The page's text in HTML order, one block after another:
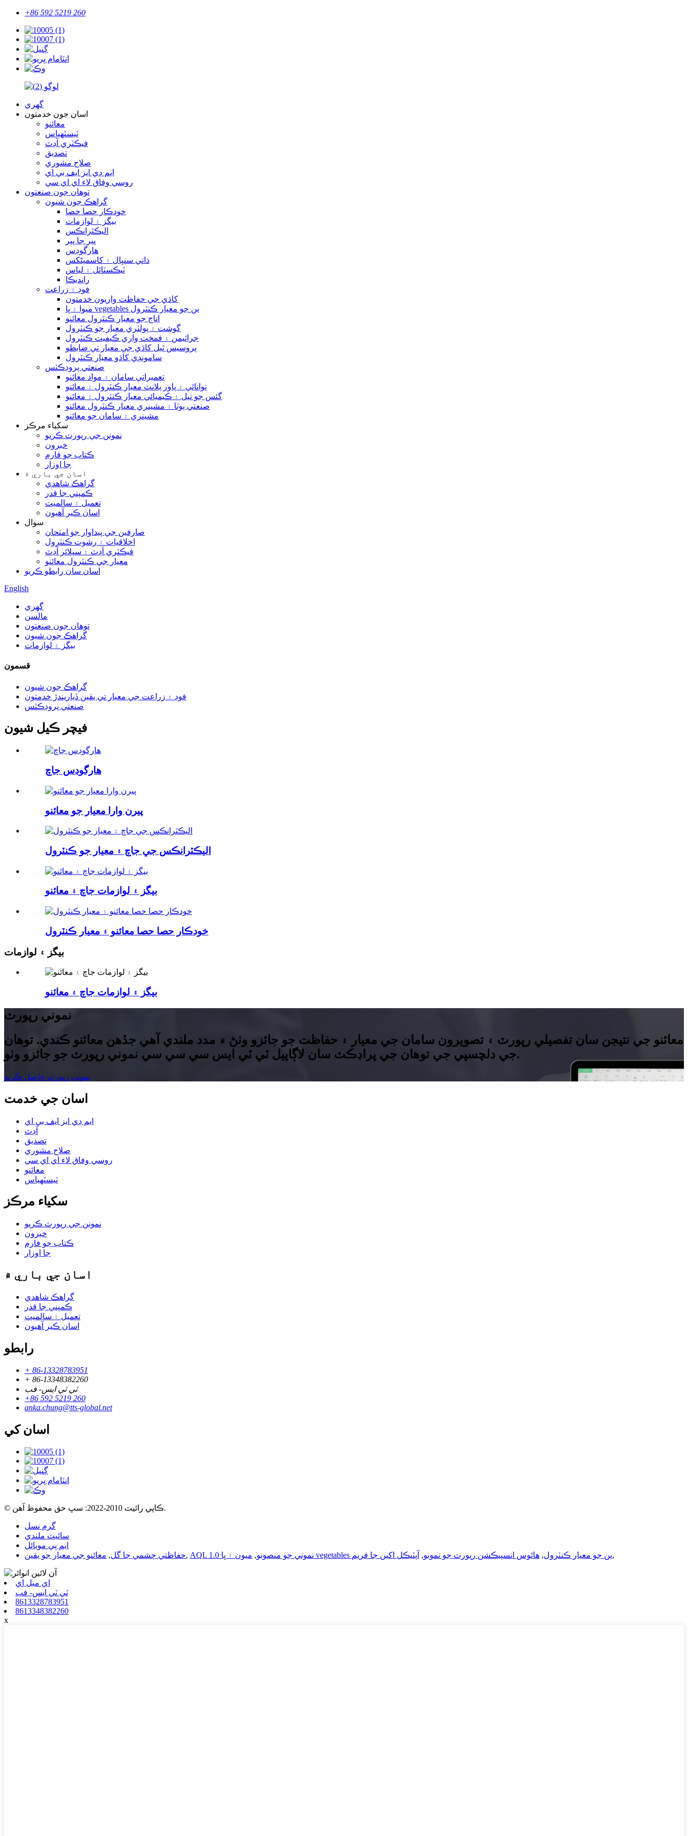
+86 592 5219 260
گهري
اسان جون خدمتون
معائنو
ٽيسٽهياس
فيڪٽري آڊٽ
تصديق
صلاح مشوري
ايم ڊي ايز ايف بي اي
روسي وفاق لاء اي اي سي
توهان جون صنعتون
گراهڪ جون شيون
خودڪار حصا حصا
بيگز ۽ لوازمات
اليڪٽرانڪس
پير جا پير
هارگوڊس
ذاتي سنڀال ۽ کاسمیٹکس
ٽيڪسٽائل ۽ لباس
رانديڪا
فوڊ ۽ زراعت
کاڌي جي حفاظت واريون خدمتون
ميوا ۽ ڀا vegetables ين جو معيار ڪنٽرول
اناج جو معيار ڪنٽرول معائنو
گوشت ۽ پولٽري معيار جو ڪنٽرول
جراثيمن ۽ فمخت واري ڪيفيت ڪنٽرول
پروسيس ٿيل کاڌي جي معيار تي ضابطو
سامونڊي کاڌو معيار ڪنٽرول
صنعتي پروڊڪٽس
تعميراتي سامان ۽ مواد معائنو
توانائي ۽ پاور پلانٽ معيار ڪنٽرول ۽ معائنو
گئس جو تيل ۽ ڪيميائي معيار ڪنٽرول ۽ معائنو
صنعتي ٻوٽا ۽ مشينري معيار ڪنٽرول معائنو
مشينري ۽ سامان جو معائنو
سکياء مرڪز
نمونن جي رپورٽ ڪريو
خبرون
ڪتاب جو فارم
جا اوزار
اسان جي باري ۾
گراهڪ شاھدي
ڪمپني جا قدر
تعميل ۽ سالميت
اسان ڪير آهيون
سوال
صارفين جي پيداوار جو امتحان
اخلاقيات ۽ رشوت ڪنٽرول
فيڪٽري آڊٽ ۽ سپلائر آڊٽ
معيار جي ڪنٽرول معائنو
اسان سان رابطو ڪريو
English
گهري
مالسن
توهان جون صنعتون
گراهڪ جون شيون
بيگز ۽ لوازمات
قسمون
گراهڪ جون شيون
فوڊ ۽ زراعت جي معيار تي يقين ڏياريندڙ خدمتون
صنعتي پروڊڪٽس
فيچر ڪيل شيون
هارگوڊس جاچ
پيرن وارا معيار جو معائنو
اليڪٽرانڪس جي جاچ ۽ معيار جو ڪنٽرول
بيگز ۽ لوازمات جاچ ۽ معائنو
خودڪار حصا حصا معائنو ۽ معيار ڪنٽرول
بيگز ۽ لوازمات
بيگز ۽ لوازمات جاچ ۽ معائنو
نموني رپورٽ
معائنو جي نتيجن سان تفصيلي رپورٽ ۽ تصويرون سامان جي معيار ۽ حفاظت جو جائزو وٺڻ ۾ مدد ملندي آهي جڏهن معائنو ڪندي. توهان
جي دلچسپي جي توهان جي پراڊڪٽ سان لاڳاپيل ٽي ٽي ايس سي سي سي نموني رپورٽ جو جائزو وٺو.
نموني رپورٽ حاصل ڪريو
اسان جي خدمت
ايم ڊي ايز ايف بي اي
آڊٽ
تصديق
صلاح مشوري
روسي وفاق لاء اي اي سي
معائنو
ٽيسٽهياس
سکياء مرڪز
نمونن جي رپورٽ ڪريو
خبرون
ڪتاب جو فارم
جا اوزار
اسان جي باري ۾
گراهڪ شاھدي
ڪمپني جا قدر
تعميل ۽ سالميت
اسان ڪير آهيون
رابطو
+ 86-13328783951
+ 86-13348382260
ٽي ٽي ايس- فب
+86 592 5219 260
anka.chung@tts-global.net
اسان کي
© ڪاپي رائيٽ 2010-2022: سڀ حق محفوظ آهن.
گرم نسل
سائيٽ ملندي
ايم پي موبائل
حفاظتي چشمي جا گل, معائنو جي معيار جو يقين , AQL 1.0 نموني جو منصوبو, ميون ۽ ڀا vegetables ين جو معيار ڪنٽرول, هائوس انسپيڪشن رپورٽ جو نمونو, آپٽيڪل اکين جا فريم ,
اي ميل اي
ٽي ٽي ايس- فب
8613328783951
8613348382260
x